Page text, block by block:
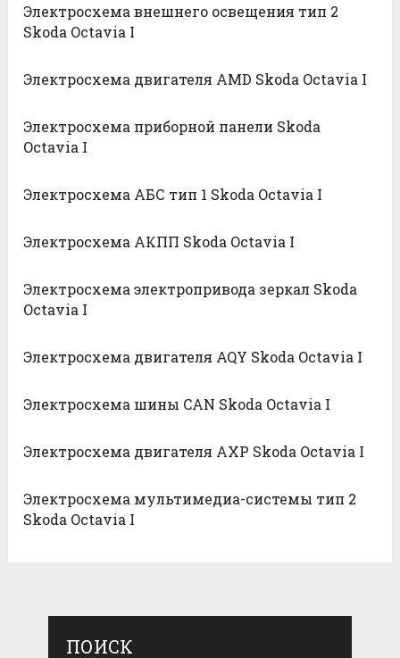
Электросхема внешнего освещения тип 2
Skoda Octavia I
Электросхема двигателя AMD Skoda Octavia I
Электросхема приборной панели Skoda
Octavia I
Электросхема АБС тип 1 Skoda Octavia I
Электросхема АКПП Skoda Octavia I
Электросхема электропривода зеркал Skoda
Octavia I
Электросхема двигателя AQY Skoda Octavia I
Электросхема шины CAN Skoda Octavia I
Электросхема двигателя AXP Skoda Octavia I
Электросхема мультимедиа-системы тип 2
Skoda Octavia I
ПОИСК